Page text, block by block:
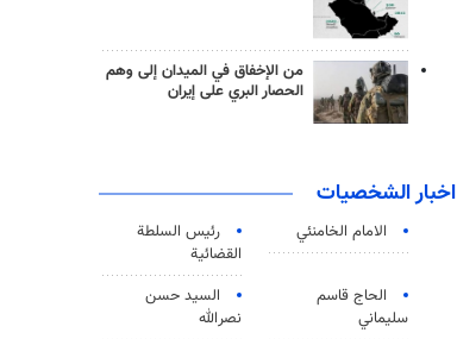
من الإخفاق في الميدان إلى وهم
الحصار البري على إيران
اخبار الشخصيات
الامام الخامنئي
رئیس السلطة
القضائیة
الحاج قاسم
سليماني
السيد حسن
نصرالله